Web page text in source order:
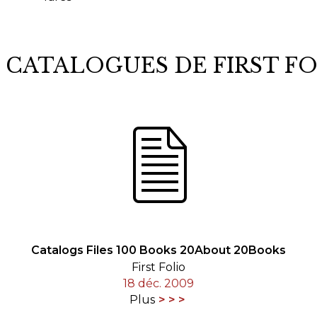
CATALOGUES DE FIRST
Catalogs Files 100 Books 20About 20Books
First Folio
18 déc. 2009
Plus